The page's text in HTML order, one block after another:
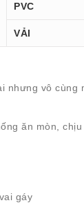
PVC
VẢI
vô
ăn mòn,
gáy